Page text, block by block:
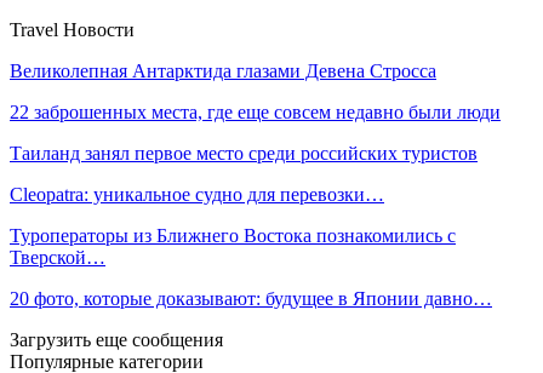
Travel Новости
Великолепная Антарктида глазами Девена Стросса
22 заброшенных места, где еще совсем недавно были люди
Таиланд занял первое место среди российских туристов
Cleopatra: уникальное судно для перевозки…
Туроператоры из Ближнего Востока познакомились с
Тверской…
20 фото, которые доказывают: будущее в Японии давно…
Загрузить еще сообщения
Популярные категории